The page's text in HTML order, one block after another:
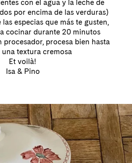
con el agua y la leche de
por encima de las verduras)
las especias que más te gusten,
cocinar durante 20 minutos
procesador, procesa bien hasta
textura cremosa
Et voilà!
Isa & Pino